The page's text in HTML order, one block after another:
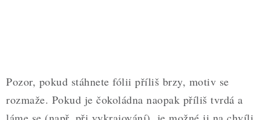
Pozor, pokud stáhnete fólii příliš brzy, motiv se
rozmaže. Pokud je čokoládna naopak příliš tvrdá a